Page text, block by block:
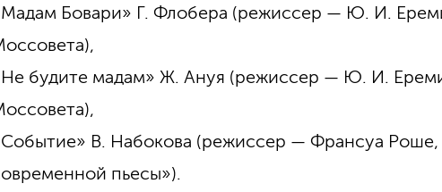
Бовари» Г. Флобера (режиссер — Ю. И.
будите мадам» Ж. Ануя (режиссер — Ю. И.
В. Набокова (режиссер — Франсуа Роше,
пьесы»).